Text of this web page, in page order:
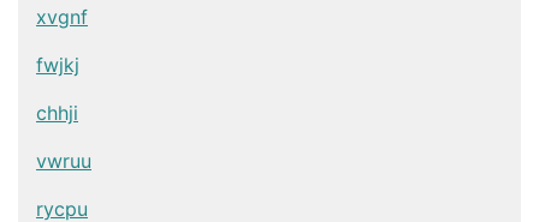
xvgnf
fwjkj
chhji
vwruu
rycpu